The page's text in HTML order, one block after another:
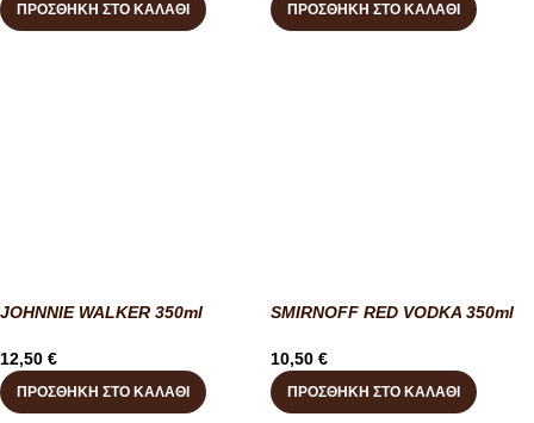
ΠΡΟΣΘΉΚΗ ΣΤΟ ΚΑΛΆΘΙ ΠΡΟΣΘΉΚΗ ΣΤΟ ΚΑΛΆΘΙ
JOHNNIE WALKER 350ml
12,50 €
ΠΡΟΣΘΉΚΗ ΣΤΟ ΚΑΛΆΘΙ
SMIRNOFF RED VODKA 350ml
10,50 €
ΠΡΟΣΘΉΚΗ ΣΤΟ ΚΑΛΆΘΙ